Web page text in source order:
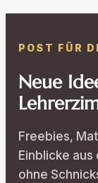
POST FÜR
Neue
Freebies,
Einblicke aus
ohne